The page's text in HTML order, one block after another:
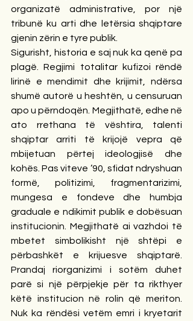
organizatë administrative, por një
tribunë ku arti dhe letërsia shqiptare
gjenin zërin e tyre publik.
Sigurisht, historia e saj nuk ka qenë pa
plagë. Regjimi totalitar kufizoi rëndë
lirinë e mendimit dhe krijimit, ndërsa
shumë autorë u heshtën, u censuruan
apo u përndoqën. Megjithatë, edhe në
ato rrethana të vështira, talenti
shqiptar arriti të krijojë vepra që
mbijetuan përtej ideologjisë dhe
kohës. Pas viteve ’90, sfidat ndryshuan
formë, politizimi, fragmentarizimi,
mungesa e fondeve dhe humbja
graduale e ndikimit publik e dobësuan
institucionin. Megjithatë ai vazhdoi të
mbetet simbolikisht një shtëpi e
përbashkët e krijuesve shqiptarë.
Prandaj riorganizimi i sotëm duhet
parë si një përpjekje për ta rikthyer
këtë institucion në rolin që meriton.
Nuk ka rëndësi vetëm emri i kryetarit